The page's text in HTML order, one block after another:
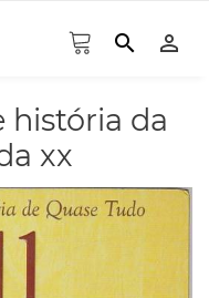
search person_outline
história da
xx